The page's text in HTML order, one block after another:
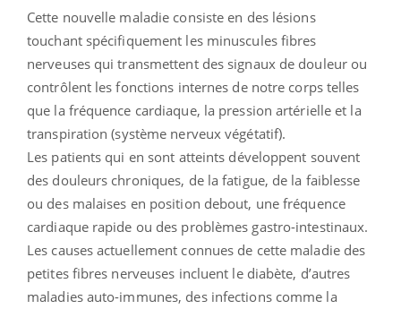
Cette nouvelle maladie consiste en des lésions
touchant spécifiquement les minuscules fibres
nerveuses qui transmettent des signaux de douleur ou
contrôlent les fonctions internes de notre corps telles
que la fréquence cardiaque, la pression artérielle et la
transpiration (système nerveux végétatif).
Les patients qui en sont atteints développent souvent
des douleurs chroniques, de la fatigue, de la faiblesse
ou des malaises en position debout, une fréquence
cardiaque rapide ou des problèmes gastro-intestinaux.
Les causes actuellement connues de cette maladie des
petites fibres nerveuses incluent le diabète, d’autres
maladies auto-immunes, des infections comme la